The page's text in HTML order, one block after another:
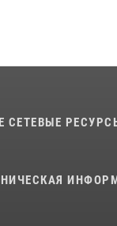
СЕТЕВЫЕ